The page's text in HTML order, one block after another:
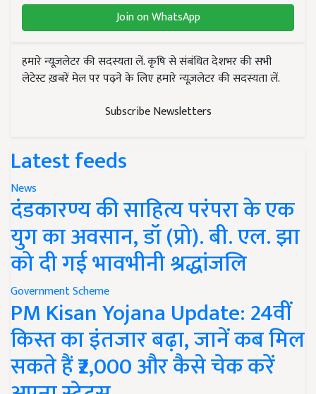
Join on WhatsApp
हमारे न्यूज़लेटर की सदस्यता लें. कृषि से संबंधित देशभर की सभी
लेटेस्ट ख़बरें मेल पर पढ़ने के लिए हमारे न्यूज़लेटर की सदस्यता लें.
Subscribe Newsletters
Latest feeds
News
दंडकारण्य की साहित्य परंपरा के एक
युग का अवसान, डॉ (प्रो). बी. एल. झा
को दी गई भावभीनी श्रद्धांजलि
Government Scheme
PM Kisan Yojana Update: 24वीं
किस्त का इंतजार बढ़ा, जानें कब मिल
सकते हैं ₹2,000 और कैसे चेक करें